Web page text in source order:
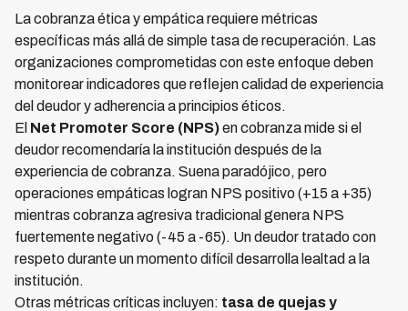
La cobranza ética y empática requiere métricas
específicas más allá de simple tasa de recuperación. Las
organizaciones comprometidas con este enfoque deben
monitorear indicadores que reflejen calidad de experiencia
del deudor y adherencia a principios éticos.
El Net Promoter Score (NPS)en cobranza mide si el
deudor recomendaría la institución después de la
experiencia de cobranza. Suena paradójico, pero
operaciones empáticas logran NPS positivo (+15 a +35)
mientras cobranza agresiva tradicional genera NPS
fuertemente negativo (-45 a -65). Un deudor tratado con
respeto durante un momento difícil desarrolla lealtad a la
institución.
Otras métricas críticas incluyen: tasa de quejas y